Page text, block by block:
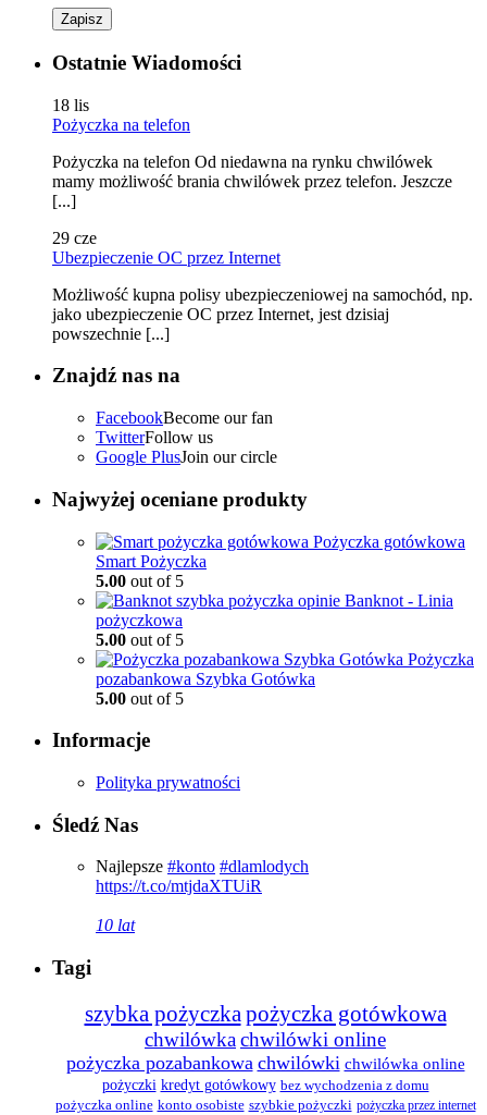
Zapisz
Ostatnie Wiadomości
18 lis
Pożyczka na telefon
Pożyczka na telefon Od niedawna na rynku chwilówek
mamy możliwość brania chwilówek przez telefon. Jeszcze
[...]
29 cze
Ubezpieczenie OC przez Internet
Możliwość kupna polisy ubezpieczeniowej na samochód, np.
jako ubezpieczenie OC przez Internet, jest dzisiaj
powszechnie [...]
Znajdź nas na
FacebookBecome our fan
TwitterFollow us
Google PlusJoin our circle
Najwyżej oceniane produkty
Pożyczka gotówkowa
Smart Pożyczka
5.00 out of 5
Banknot - Linia
pożyczkowa
5.00 out of 5
Pożyczka
pozabankowa Szybka Gotówka
5.00 out of 5
Informacje
Polityka prywatności
Śledź Nas
Najlepsze #konto #dlamlodych
https://t.co/mtjdaXTUiR
10 lat
Tagi
szybka pożyczkapożyczka gotówkowa
chwilówkachwilówki online
pożyczka pozabankowa chwilówki chwilówka online
pożyczki kredyt gotówkowy bez wychodzenia z domu
pożyczka online konto osobiste szybkie pożyczki pożyczka przez internet